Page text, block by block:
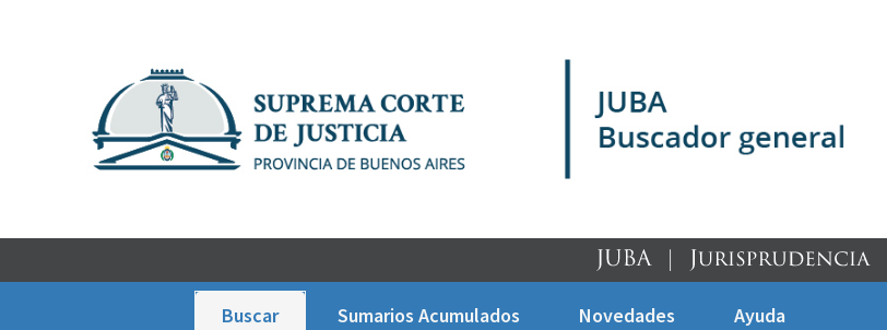
Buscar Sumarios Acumulados Novedades Ayuda